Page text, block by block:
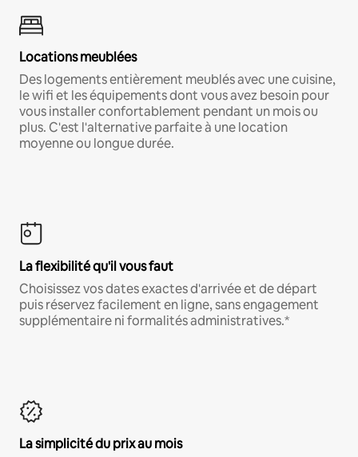
Locations meublées
Des logements entièrement meublés avec une cuisine,
le wifi et les équipements dont vous avez besoin pour
vous installer confortablement pendant un mois ou
plus. C'est l'alternative parfaite à une location
moyenne ou longue durée.
La flexibilité qu'il vous faut
Choisissez vos dates exactes d'arrivée et de départ
puis réservez facilement en ligne, sans engagement
supplémentaire ni formalités administratives.*
La simplicité du prix au mois